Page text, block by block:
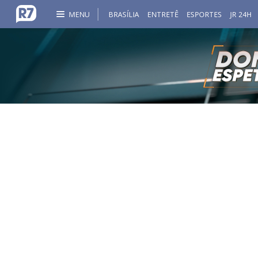
MENU BRASÍLIA ENTRETÊ ESPORTES JR 24H